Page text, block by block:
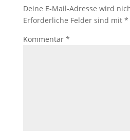
Deine E-Mail-Adresse wird
Erforderliche Felder sind mit *
Kommentar *